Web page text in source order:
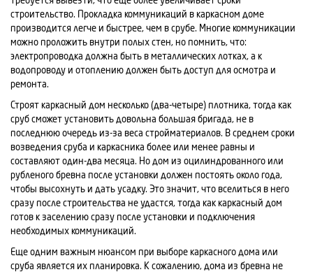
строительство. Прокладка коммуникаций в каркасном доме
производится легче и быстрее, чем в срубе. Многие коммуникации
можно проложить внутри полых стен, но помнить, что:
электропроводка должна быть в металлических лотках, а к
водопроводу и отоплению должен быть доступ для осмотра и
ремонта.
Строят каркасный дом несколько (два-четыре) плотника, тогда как
сруб сможет установить довольна большая бригада, не в
последнюю очередь из-за веса стройматериалов. В среднем сроки
возведения сруба и каркасника более или менее равны и
составляют один-два месяца. Но дом из оцилиндрованного или
рубленого бревна после установки должен постоять около года,
чтобы высохнуть и дать усадку. Это значит, что вселиться в него
сразу после строительства не удастся, тогда как каркасный дом
готов к заселению сразу после установки и подключения
необходимых коммуникаций.
Еще одним важным нюансом при выборе каркасного дома или
сруба является их планировка. К сожалению, дома из бревна не